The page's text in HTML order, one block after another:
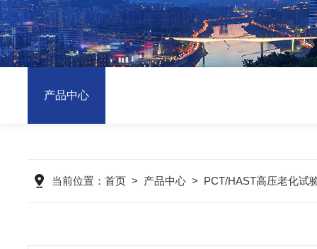
产品中心
当前位置： 首页 > 产品中心 > PCT/HAST高压老化试